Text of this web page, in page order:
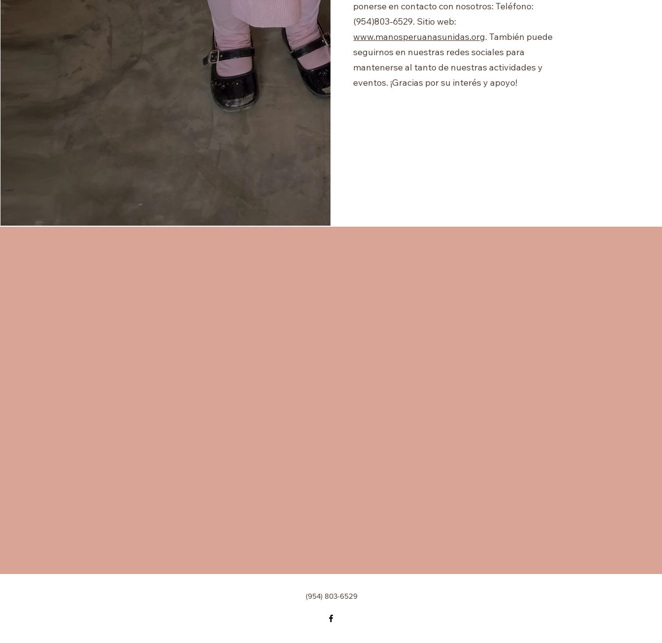
ponerse en contacto con nosotros: Teléfono:
(954)803-6529. Sitio web:
www.manosperuanasunidas.org. También puede
seguirnos en nuestras redes sociales para
mantenerse al tanto de nuestras actividades y
eventos. ¡Gracias por su interés y apoyo!
(954) 803-6529